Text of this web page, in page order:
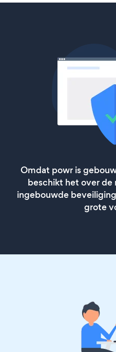
Omdat powr is
beschikt het over
ingebouwde
grote